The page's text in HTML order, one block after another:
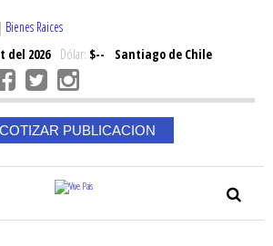
| Bienes Raices
del 2026Dólar: $--
Santiago de Chile
COTIZAR PUBLICACION